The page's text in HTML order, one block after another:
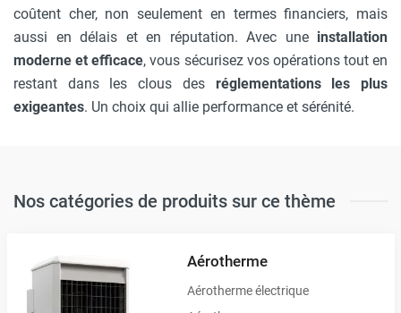
coûtent cher, non seulement en termes financiers, mais
aussi en délais et en réputation. Avec une installation
moderne et efficace, vous sécurisez vos opérations tout en
restant dans les clous des réglementations les plus
exigeantes. Un choix qui allie performance et sérénité.
Nos catégories de produits sur ce thème
Aérotherme
Aérotherme électrique